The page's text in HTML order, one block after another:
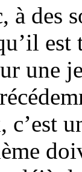
à des
est
une
c’est